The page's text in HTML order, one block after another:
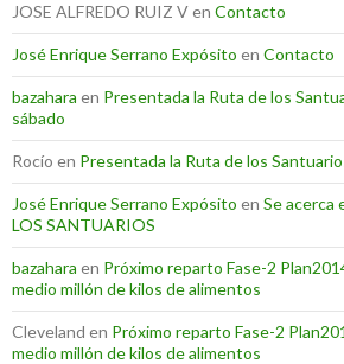
JOSE ALFREDO RUIZ Ven Contacto
José Enrique Serrano Expósito en Contacto
bazahara en Presentada la Ruta de los
sábado
Rocío en Presentada la Ruta de los
José Enrique Serrano Expósito en Se acerca
LOS SANTUARIOS
bazahara en Próximo reparto Fase-2
medio millón de kilos de alimentos
Cleveland en Próximo reparto Fase-2
medio millón de kilos de alimentos